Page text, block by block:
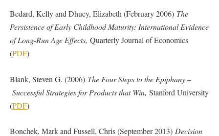
Bedard, Kelly and Dhuey, Elizabeth (February 2006) The
Persistence of Early Childhood Maturity: International Evidence
of Long-Run Age Effects, Quarterly Journal of Economics
(PDF)
Blank, Steven G. (2006) The Four Steps to the Epiphany –
Successful Strategies for Products that Win, Stanford University
(PDF)
Bonchek, Mark and Fussell, Chris (September 2013) Decision